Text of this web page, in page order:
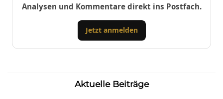
Analysen und Kommentare direkt ins Postfach.
Jetzt anmelden
Aktuelle Beiträge